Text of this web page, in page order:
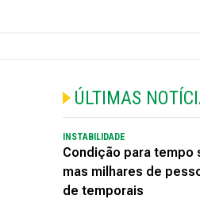
ÚLTIMAS
INSTABILIDADE
Condição para tempo
mas milhares de
de temporais